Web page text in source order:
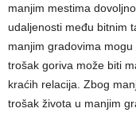
manjim mestima
udaljenosti među bitnim
manjim gradovima
trošak goriva može biti
kraćih relacija. Zbog
trošak života u manjim